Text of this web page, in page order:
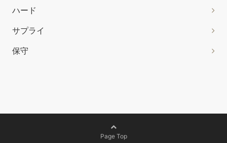
ハード
サプライ
保守
Page Top